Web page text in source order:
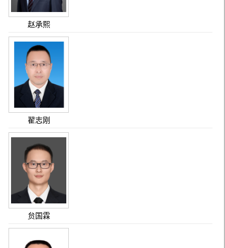
赵承熙
翟志刚
贠国霖